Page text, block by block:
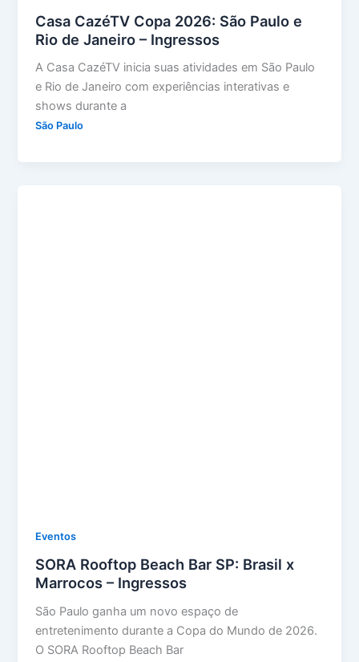
Casa CazéTV Copa 2026: São Paulo e
Rio de Janeiro – Ingressos
A Casa CazéTV inicia suas atividades em São Paulo
e Rio de Janeiro com experiências interativas e
shows durante a
São Paulo
Eventos
SORA Rooftop Beach Bar SP: Brasil x
Marrocos – Ingressos
São Paulo ganha um novo espaço de
entretenimento durante a Copa do Mundo de 2026.
O SORA Rooftop Beach Bar